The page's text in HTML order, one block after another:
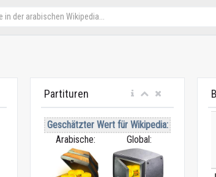
Partituren
Geschätzter Wert für Wikipedia:
Arabische:
Global: